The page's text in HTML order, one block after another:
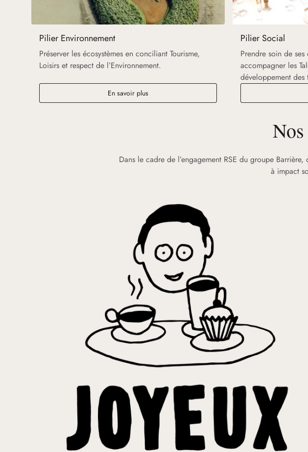
Pilier Environnement
Préserver les écosystèmes en conciliant Tourisme,
Loisirs et respect de l’Environnement.
En savoir plus
Pilier Social
Prendre soin de
accompagner les
développement des
Dans le cadre de l’engagement RSE du groupe
à impact